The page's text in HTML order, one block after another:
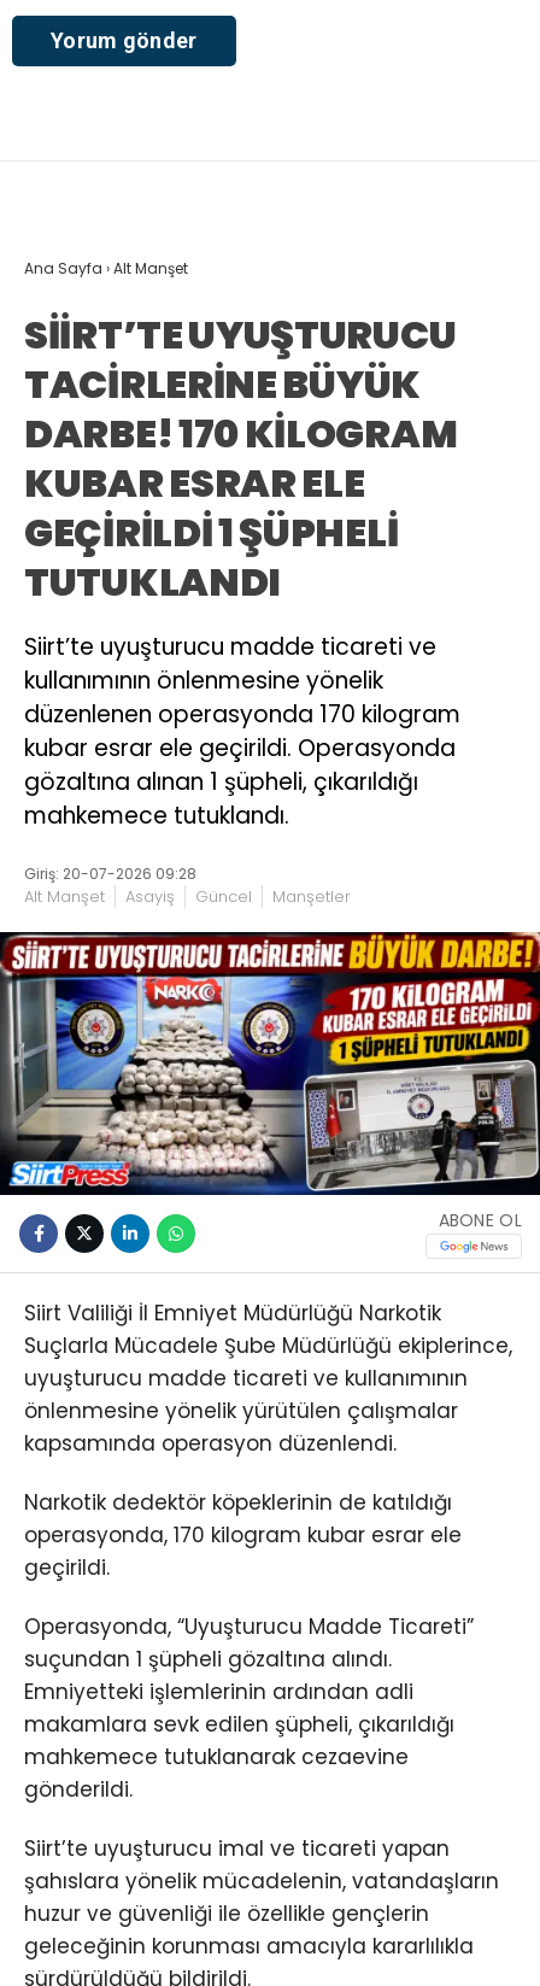
Ana Sayfa ›Alt Manşet
SİİRT’TE UYUŞTURUCU
TACİRLERİNE BÜYÜK
DARBE! 170 KİLOGRAM
KUBAR ESRAR ELE
GEÇİRİLDİ 1 ŞÜPHELİ
TUTUKLANDI
Siirt’te uyuşturucu madde ticareti ve
kullanımının önlenmesine yönelik
düzenlenen operasyonda 170 kilogram
kubar esrar ele geçirildi. Operasyonda
gözaltına alınan 1 şüpheli, çıkarıldığı
mahkemece tutuklandı.
Giriş: 20-07-2026 09:28
Alt Manşet Asayiş Güncel Manşetler
ABONE OL
Siirt Valiliği İl Emniyet Müdürlüğü Narkotik
Suçlarla Mücadele Şube Müdürlüğü ekiplerince,
uyuşturucu madde ticareti ve kullanımının
önlenmesine yönelik yürütülen çalışmalar
kapsamında operasyon düzenlendi.
Narkotik dedektör köpeklerinin de katıldığı
operasyonda, 170 kilogram kubar esrar ele
geçirildi.
Operasyonda, “Uyuşturucu Madde Ticareti”
suçundan 1 şüpheli gözaltına alındı.
Emniyetteki işlemlerinin ardından adli
makamlara sevk edilen şüpheli, çıkarıldığı
mahkemece tutuklanarak cezaevine
gönderildi.
Siirt’te uyuşturucu imal ve ticareti yapan
şahıslara yönelik mücadelenin, vatandaşların
huzur ve güvenliği ile özellikle gençlerin
geleceğinin korunması amacıyla kararlılıkla
sürdürüldüğü bildirildi.